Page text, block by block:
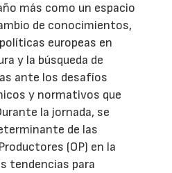
más como un espacio
de conocimientos,
europeas en
y la búsqueda de
ante los desafíos
y normativos que
la jornada, se
de las
(OP) en la
tendencias para